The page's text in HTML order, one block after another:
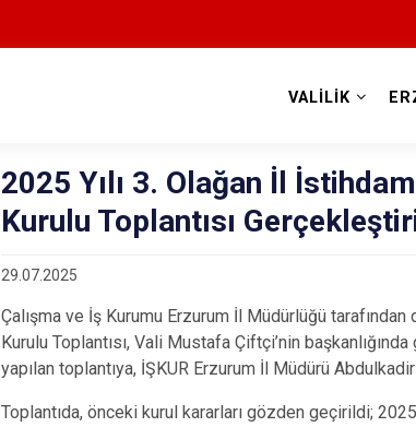
VALİLİK
2025 Yılı 3. Olağan İl
Kurulu Toplantısı
29.07.2025
Çalışma ve İş Kurumu Erzurum İl Müdürlüğü
Kurulu Toplantısı, Vali Mustafa Çiftçi’nin
yapılan toplantıya, İŞKUR Erzurum İl Müdürü
Toplantıda, önceki kurul kararları gözden geçirildi;